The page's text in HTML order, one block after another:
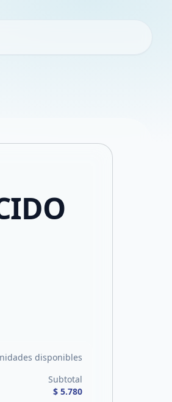
disponibles
Subtotal
$ 5.780